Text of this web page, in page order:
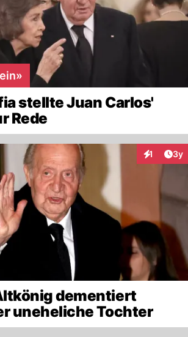
stellte Juan Carlos'
Rede
1 3y
dementiert
uneheliche Tochter